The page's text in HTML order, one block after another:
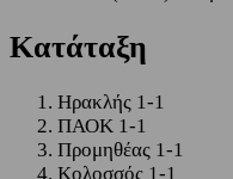
Κατάταξη
Ηρακλής 1-1
ΠΑΟΚ 1-1
Προμηθέας 1-1
Κολοσσός 1-1